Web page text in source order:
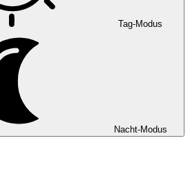
Tag-Modus
Nacht-Modus